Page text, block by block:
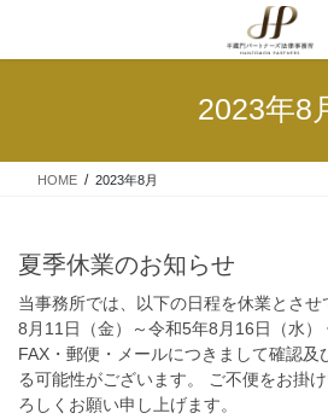
2023年8
HOME 2023年8月
夏季休業のお知らせ
当事務所では、以下の日程を休業とさ
8月11日（金）～令和5年8月16日（水）
FAX・郵便・メールにつきまして確認及
る可能性がございます。 ご不便をお掛
ろしくお願い申し上げます。